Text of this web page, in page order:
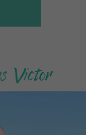
Victor